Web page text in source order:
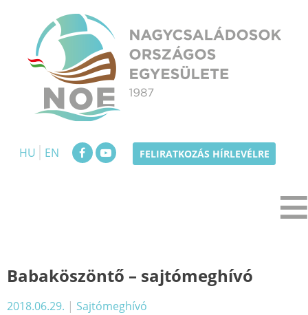
content
HU
EN FELIRATKOZÁS HÍRLEVÉLRE
Babaköszöntő – sajtómeghívó
2018.06.29. | Sajtómeghívó